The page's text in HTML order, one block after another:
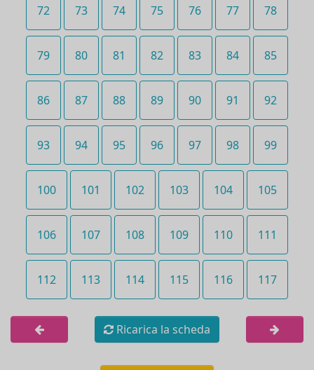
72 73 74 75 76 77 78
79 80 81 82 83 84 85
86 87 88 89 90 91 92
93 94 95 96 97 98 99
100 101 102 103 104 105
106 107 108 109 110 111
112 113 114 115 116 117
Ricarica la scheda